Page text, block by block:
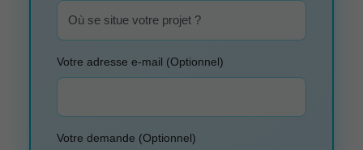
Votre adresse e-mail (Optionnel)
Votre demande (Optionnel)